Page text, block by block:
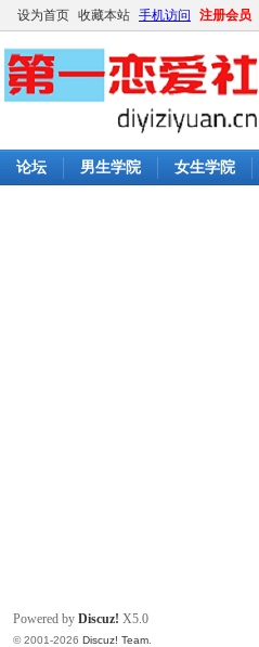
设为首页 收藏本站 手机访问 注册会员
论坛 男生学院 女生学院
Powered by Discuz! X5.0
© 2001-2026 Discuz! Team